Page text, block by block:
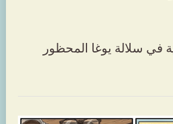
في سلالة يوغا المحظور